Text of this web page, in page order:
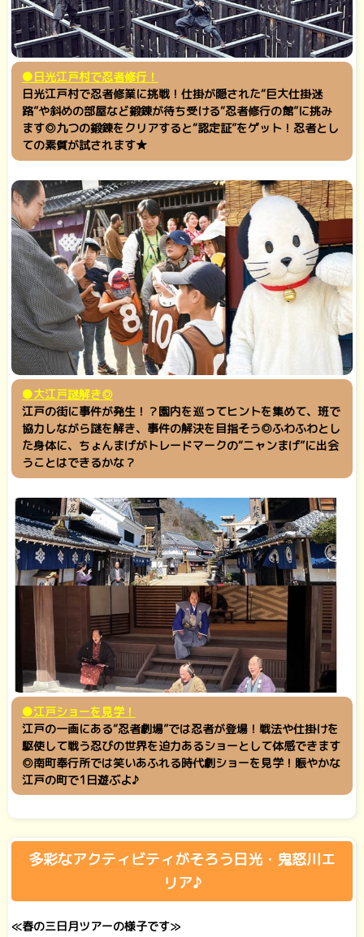
●日光江戸村で忍者修行！
日光江戸村で忍者修業に挑戦！仕掛が隠された“巨大仕掛迷
路”や斜めの部屋など鍛錬が待ち受ける“忍者修行の館”に挑み
ます◎九つの鍛錬をクリアすると“認定証”をゲット！忍者とし
ての素質が試されます★
●大江戸謎解き◎
江戸の街に事件が発生！？園内を巡ってヒントを集めて、班で
協力しながら謎を解き、事件の解決を目指そう◎ふわふわとし
た身体に、ちょんまげがトレードマークの“ニャンまげ”に出会
うことはできるかな？
●江戸ショーを見学！
江戸の一画にある“忍者劇場”では忍者が登場！戦法や仕掛けを
駆使して戦う忍びの世界を迫力あるショーとして体感できます
◎南町奉行所では笑いあふれる時代劇ショーを見学！賑やかな
江戸の町で1日遊ぶよ♪
多彩なアクティビティがそろう日光・鬼怒川エ
リア♪
≪春の三日月ツアーの様子です≫